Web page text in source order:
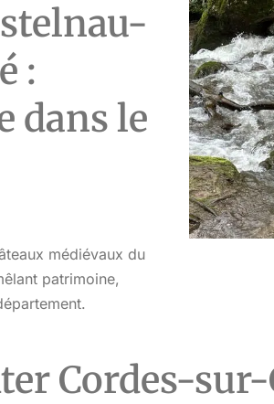
:
dans le
médiévaux du
patrimoine,
Cordes-